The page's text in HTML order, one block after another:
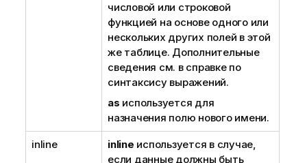
числовой или строковой
функцией на основе одного или
нескольких других полей в этой
же таблице. Дополнительные
сведения см. в справке по
синтаксису выражений.
as используется для
назначения полю нового имени.
inline inline используется в случае,
если данные должны быть